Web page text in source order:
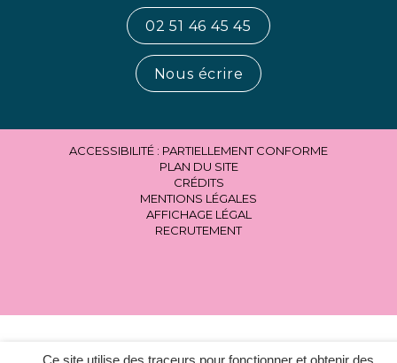
Ce site utilise des traceurs pour fonctionner et obtenir des
02 51 46 45 45
Nous écrire
ACCESSIBILITÉ : PARTIELLEMENT CONFORME
PLAN DU SITE
CRÉDITS
MENTIONS LÉGALES
AFFICHAGE LÉGAL
RECRUTEMENT